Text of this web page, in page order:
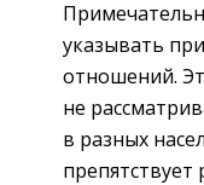
указывать
отношений.
не
в разных
препятствует